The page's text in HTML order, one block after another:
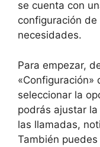
se cuenta con
configuración
necesidades.
Para empezar,
«Configuración»
seleccionar la
podrás ajustar
las llamadas,
También